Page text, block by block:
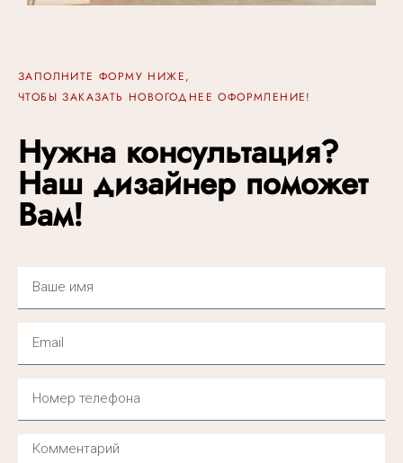
ЗАПОЛНИТЕ ФОРМУ НИЖЕ,
ЧТОБЫ ЗАКАЗАТЬ НОВОГОДНЕЕ ОФОРМЛЕНИЕ!
Нужна консультация?
Наш дизайнер поможет
Вам!